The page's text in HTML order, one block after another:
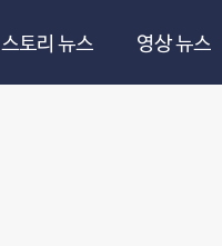
스토리 뉴스 영상 뉴스